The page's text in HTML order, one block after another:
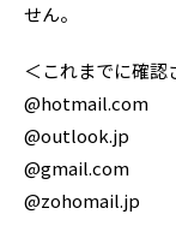
せん。
＜これまでに確認
@hotmail.com
@outlook.jp
@gmail.com
@zohomail.jp